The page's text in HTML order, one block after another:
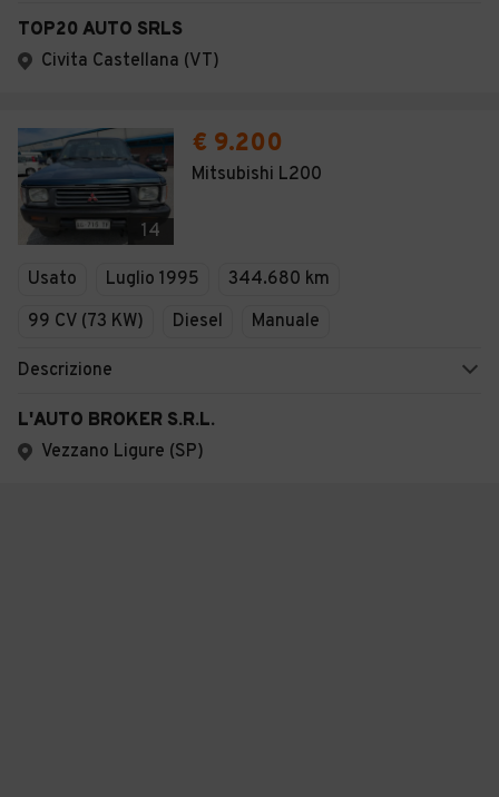
TOP20 AUTO SRLS
Civita Castellana (VT)
14
€ 9.200
Mitsubishi L200
Usato Luglio 1995
344.680 km
99 CV (73 KW)
Diesel Manuale
Descrizione
L'AUTO BROKER S.R.L.
Vezzano Ligure (SP)